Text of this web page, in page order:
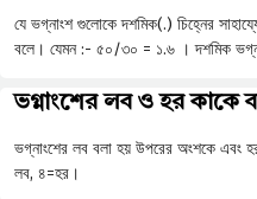
যে ভগ্নাংশ গুলোকে দশমিক(.) চিহ্নের
বলে। যেমন :- ৫০/৩০ = ১.৬ । দশমিক
ভগ্নাংশের লব ও হর কাকে
ভগ্নাংশের লব বলা হয় উপরের অংশকে এবং
লব, ৪=হর।